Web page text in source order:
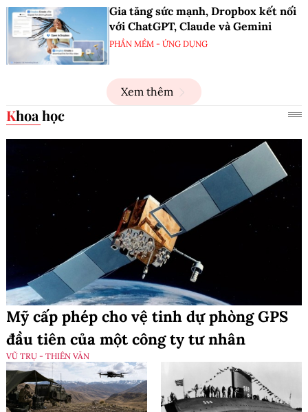
Gia tăng sức mạnh, Dropbox kết nối
với ChatGPT, Claude và Gemini
PHẦN MỀM - ỨNG DỤNG
Xem thêm
Khoa học
Mỹ cấp phép cho vệ tinh dự phòng GPS
đầu tiên của một công ty tư nhân
VŨ TRỤ - THIÊN VĂN